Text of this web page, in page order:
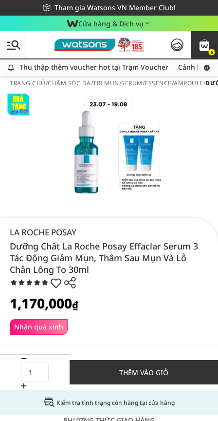
Tham gia Watsons VN Member Club!
Miễn phí giao hàng cho đơn hàng từ 249,000Đ
Giao hàng nhanh 24h - Áp dụng khu vực TP. Hồ Chí Minh
Cửa hàng & Dịch vụ
0
Thu thập thêm voucher hot tại Trạm Voucher
Thu thập thêm voucher hot tại Trạm Voucher Cảnh báo
TRANG CHỦ/CHĂM SÓC DA/TRỊ MỤN/SERUM/ESSENCE/AMPOULE/
LA ROCHE POSAY
Dưỡng Chất La Roche Posay Effaclar Serum 3
Tác Động Giảm Mụn, Thâm Sau Mụn Và Lỗ
Chân Lông To 30ml
Nhận quà xinh
1,170,000₫
THÊM VÀO GIỎ
Kiểm tra tình trạng còn hàng tại cửa hàng